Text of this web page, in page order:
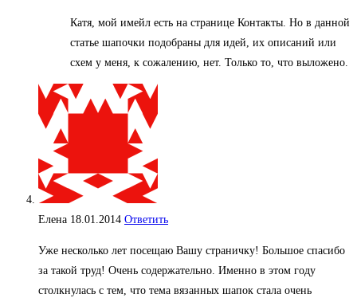
Катя, мой имейл есть на странице Контакты. Но в данной
статье шапочки подобраны для идей, их описаний или
схем у меня, к сожалению, нет. Только то, что выложено.
Елена 18.01.2014 Ответить
Уже несколько лет посещаю Вашу страничку! Большое спасибо
за такой труд! Очень содержательно. Именно в этом году
столкнулась с тем, что тема вязанных шапок стала очень